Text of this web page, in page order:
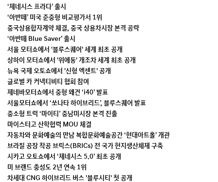
‘제네시스 프라다’ 출시
‘아반떼’ 미국 준중형 비교평가서 1위
중국상용합자계약 체결, 중국 상용차시장 본격 공략
‘아반떼 Blue Saver’ 출시
서울 모터쇼에서 '블루스퀘어' 세계 최초 공개
상하이 모터쇼에서 '위에둥' 개조차 세계 최초 공개
뉴욕 국제 오토쇼에서 '신형 엑센트' 공개
글로벌 카 커넥티비티 협회 참여
제네바모터쇼에서 중형 왜건 ‘i40’ 발표
서울모터쇼에서 ‘쏘나타 하이브리드’, 블루스퀘어 발표
중소형 트럭 ‘마이티’ 중남미시장 본격 진출
마이스터고 산학협력 MOU 체결
자동차와 문화예술의 만남 복합문화예술공간 ‘현대아트홀’ 개관
브라질 공장 착공 브릭스(BRICs) 전 국가 현지생산체제 구축
시카고 오토쇼에서 ‘제네시스 5.0’ 최초 공개
미 브랜드 충성도 2년 연속 1위
차세대 CNG 하이브리드 버스 '블루시티' 첫 공개